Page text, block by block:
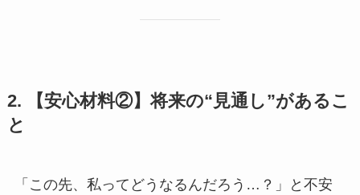
2. 【安心材料②】将来の“見通し”があるこ
と
「この先、私ってどうなるんだろう…？」と不安